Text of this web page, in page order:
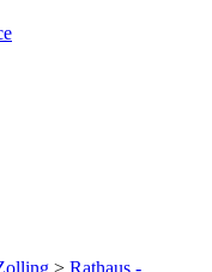
> Rathaus -